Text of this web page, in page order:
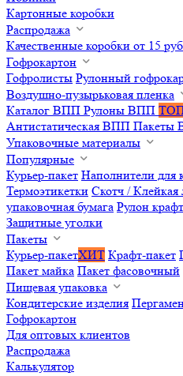
Картонные коробки
Распродажа
Качественные коробки от 15
Гофрокартон
Гофролисты Рулонный
Воздушно-пузырьковая пленка
Каталог ВПП Рулоны ВПП
Антистатическая ВПП Пакеты
Упаковочные материалы
Популярные
Курьер-пакет Наполнители для
Термоэтикетки Скотч / Клейкая
упаковочная бумага Рулон
Защитные уголки
Пакеты
Курьер-пакетХИТ Крафт-пакет
Пакет майка Пакет фасовочный
Пищевая упаковка
Кондитерские изделия
Гофрокартон
Для оптовых клиентов
Распродажа
Калькулятор